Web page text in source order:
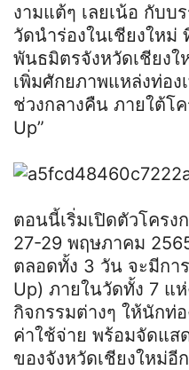
งามแต้ๆ เลยเน้อ กับบ
วัดนำร่องในเชียงให
พันธมิตรจังหวัดเชียงใ
เพิ่มศักยภาพแหล่งท่อ
ช่วงกลางคืน ภายใต้โ
Up”
ตอนนี้เริ่มเปิดตัวโครง
27-29 พฤษภาคม
ตลอดทั้ง 3 วัน จะมีกา
Up) ภายในวัดทั้ง 7 แ
กิจกรรมต่างๆ ให้นักท่
ค่าใช้จ่าย พร้อมจัดแ
ของจังหวัดเชียงใหม่อี